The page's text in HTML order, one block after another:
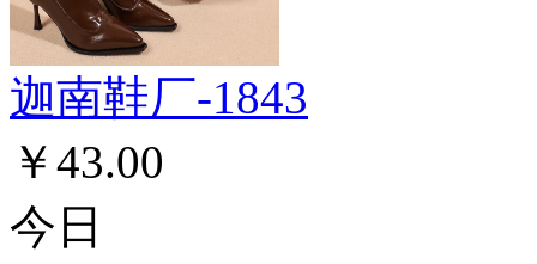
迦南鞋厂-1843
￥43.00
今日